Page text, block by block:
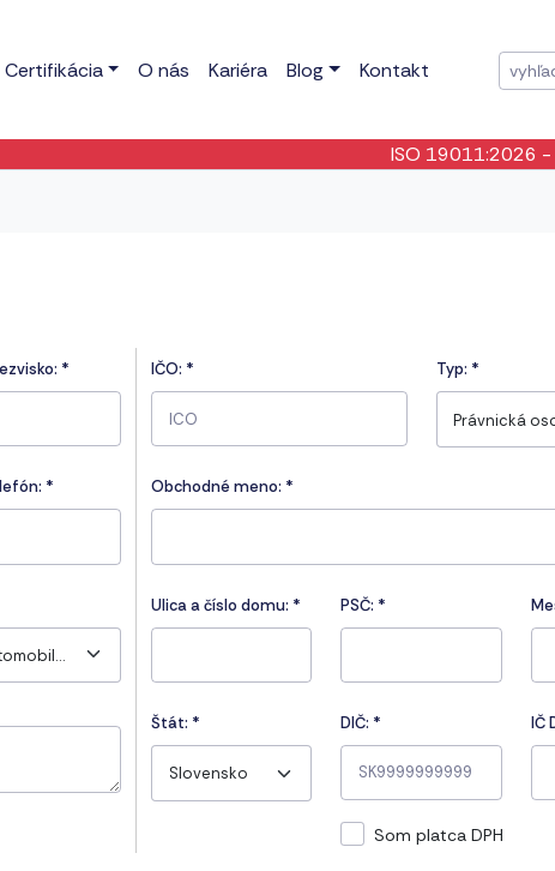
Certifikácia O nás Kariéra Blog Kontakt
ISO 19011:2026- Bola
*
*
Core Tools IATF pre automobilový priemysel
IČO: * Typ: *
Právnická
Obchodné meno: *
Ulica a číslo domu: * PSČ: *
Štát: *
Slovensko
DIČ: * IČ
Som platca DPH